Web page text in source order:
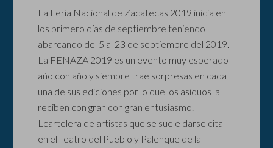
La Feria Nacional de Zacatecas 2019 inicia en
los primero días de septiembre teniendo
abarcando del 5 al 23 de septiembre del 2019.
La FENAZA 2019 es un evento muy esperado
año con año y siempre trae sorpresas en cada
una de sus ediciones por lo que los asiduos la
reciben con gran con gran entusiasmo.
Lcartelera de artistas que se suele darse cita
en el Teatro del Pueblo y Palenque de la